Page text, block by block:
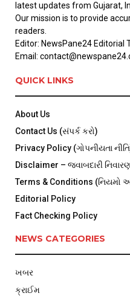
latest updates from Gujarat,
Our mission is to provide
readers.
Editor: NewsPane24 Editorial
Email:
QUICK LINKS
About Us
Contact Us (સંપર્ક કરો)
Privacy Policy (ગોપનીયતા
Disclaimer – જવાબદારી
Terms & Conditions (નિયમો
Editorial Policy
Fact Checking Policy
NEWS CATEGORIES
ખબર
ક્રાઈમ